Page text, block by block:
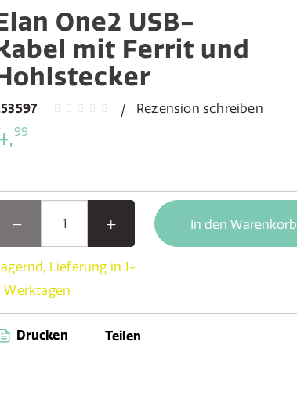
One2 USB-
mit Ferrit und
Rezension schreiben
99
Lieferung in 1-
Werktagen
In den Warenkorb
Drucken Teilen